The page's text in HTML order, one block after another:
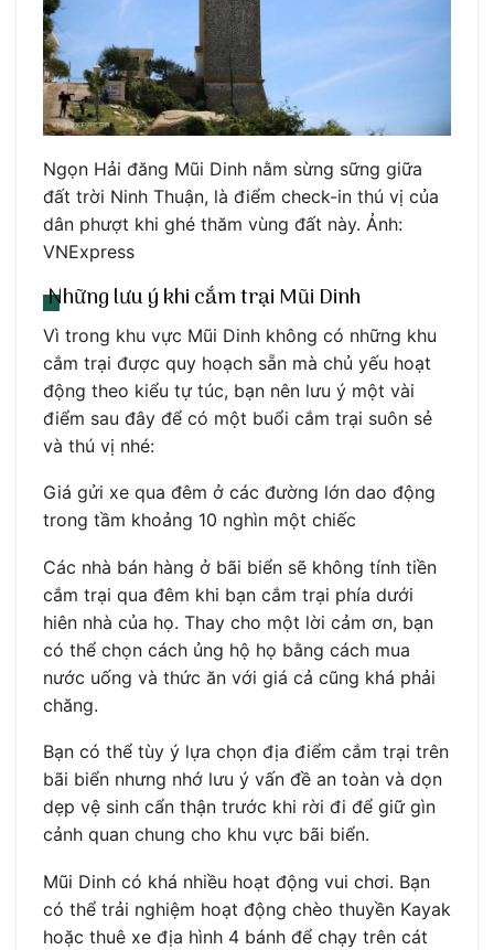
Ngọn Hải đăng Mũi Dinh nằm sừng sững giữa
đất trời Ninh Thuận, là điểm check-in thú vị của
dân phượt khi ghé thăm vùng đất này. Ảnh:
VNExpress
Những lưu ý khi cắm trại Mũi Dinh
Vì trong khu vực Mũi Dinh không có những khu
cắm trại được quy hoạch sẵn mà chủ yếu hoạt
động theo kiểu tự túc, bạn nên lưu ý một vài
điểm sau đây để có một buổi cắm trại suôn sẻ
và thú vị nhé:
Giá gửi xe qua đêm ở các đường lớn dao động
trong tầm khoảng 10 nghìn một chiếc
Các nhà bán hàng ở bãi biển sẽ không tính tiền
cắm trại qua đêm khi bạn cắm trại phía dưới
hiên nhà của họ. Thay cho một lời cảm ơn, bạn
có thể chọn cách ủng hộ họ bằng cách mua
nước uống và thức ăn với giá cả cũng khá phải
chăng.
Bạn có thể tùy ý lựa chọn địa điểm cắm trại trên
bãi biển nhưng nhớ lưu ý vấn đề an toàn và dọn
dẹp vệ sinh cẩn thận trước khi rời đi để giữ gìn
cảnh quan chung cho khu vực bãi biển.
Mũi Dinh có khá nhiều hoạt động vui chơi. Bạn
có thể trải nghiệm hoạt động chèo thuyền Kayak
hoặc thuê xe địa hình 4 bánh để chạy trên cát